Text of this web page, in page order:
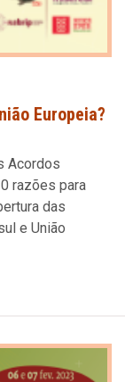
Europeia?
Acordos
razões para
das
e União